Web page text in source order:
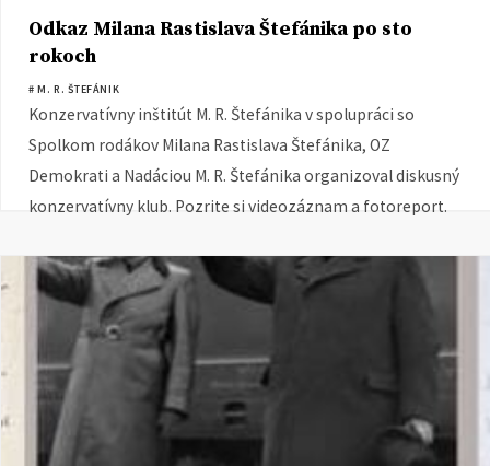
Odkaz Milana Rastislava Štefánika po sto
rokoch
# M. R. ŠTEFÁNIK
Konzervatívny inštitút M. R. Štefánika v spolupráci so
Spolkom rodákov Milana Rastislava Štefánika, OZ
Demokrati a Nadáciou M. R. Štefánika organizoval diskusný
konzervatívny klub. Pozrite si videozáznam a fotoreport.